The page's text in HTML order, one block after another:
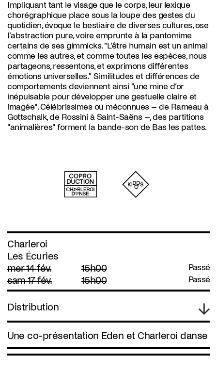
Impliquant tant le visage que le corps, leur lexique
chorégraphique place sous la loupe des gestes du
quotidien, évoque le bestiaire de diverses cultures, ose
l’abstraction pure, voire emprunte à la pantomime
certains de ses gimmicks."L’être humain est un animal
comme les autres, et comme toutes les espèces, nous
partageons, ressentons, et exprimons différentes
émotions universelles."Similitudes et différences de
comportements deviennent ainsi "une mine d’or
inépuisable pour développer une gestuelle claire et
imagée". Célébrissimes ou méconnues – de Rameau à
Gottschalk, de Rossini à Saint-Saëns –, des partitions
"animalières" forment la bande-son de Bas les pattes.
Charleroi
Les Écuries
mer 14 fév.
15h00 Passé
sam 17 fév. 15h00 Passé
Distribution
Une co-présentation Eden et Charleroi danse